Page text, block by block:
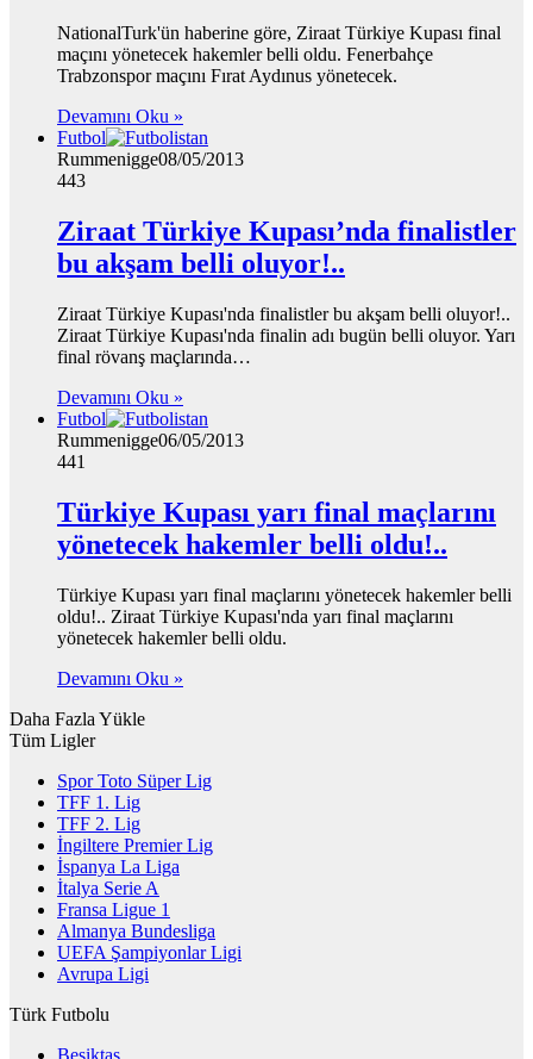
NationalTurk'ün haberine göre, Ziraat Türkiye Kupası final
maçını yönetecek hakemler belli oldu. Fenerbahçe
Trabzonspor maçını Fırat Aydınus yönetecek.
Devamını Oku »
Futbol
Rummenigge08/05/2013
443
Ziraat Türkiye Kupası’nda finalistler
bu akşam belli oluyor!..
Ziraat Türkiye Kupası'nda finalistler bu akşam belli oluyor!..
Ziraat Türkiye Kupası'nda finalin adı bugün belli oluyor. Yarı
final rövanş maçlarında…
Devamını Oku »
Futbol
Rummenigge06/05/2013
441
Türkiye Kupası yarı final maçlarını
yönetecek hakemler belli oldu!..
Türkiye Kupası yarı final maçlarını yönetecek hakemler belli
oldu!.. Ziraat Türkiye Kupası'nda yarı final maçlarını
yönetecek hakemler belli oldu.
Devamını Oku »
Daha Fazla Yükle
Tüm Ligler
Spor Toto Süper Lig
TFF 1. Lig
TFF 2. Lig
İngiltere Premier Lig
İspanya La Liga
İtalya Serie A
Fransa Ligue 1
Almanya Bundesliga
UEFA Şampiyonlar Ligi
Avrupa Ligi
Türk Futbolu
Beşiktaş